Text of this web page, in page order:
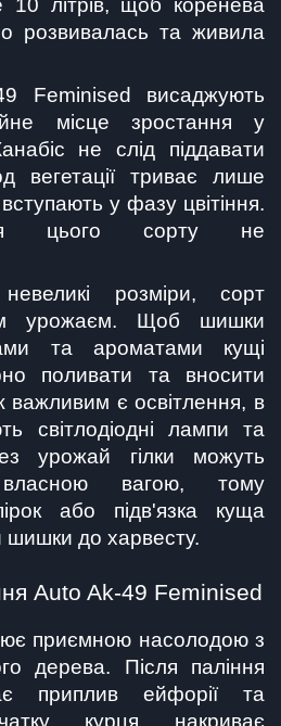
літрів, щоб коренева
розвивалась та живила
Feminised висаджують
місце зростання у
не слід піддавати
вегетації триває лише
вступають у фазу цвітіння.
цього сорту не
розміри, сорт
урожаєм. Щоб шишки
та ароматами кущі
поливати та вносити
важливим є освітлення, в
світлодіодні лампи та
урожай гілки можуть
вагою, тому
або підв'язка куща
до харвесту.
Auto Ak-49 Feminised
приємною насолодою з
дерева. Після паління
приплив ейфорії та
курця накриває